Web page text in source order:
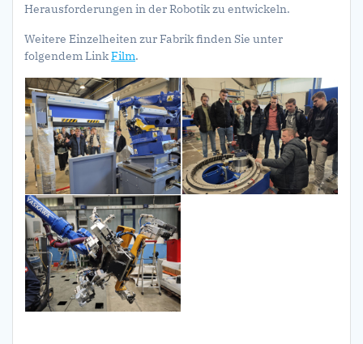
Herausforderungen in der Robotik zu entwickeln.
Weitere Einzelheiten zur Fabrik finden Sie unter
folgendem LinkFilm.